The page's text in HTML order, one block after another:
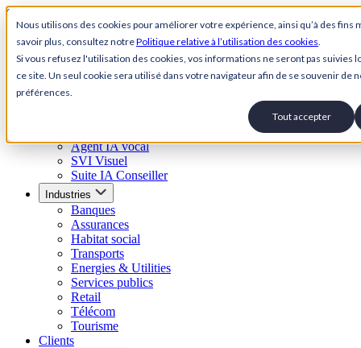
Nous utilisons des cookies pour améliorer votre expérience, ainsi qu’à des fins
savoir plus, consultez notrePolitique relative à l’utilisation des cookies.
Si vous refusez l'utilisation des cookies, vos informations ne seront pas suivies
ce site. Un seul cookie sera utilisé dans votre navigateur afin de se souvenir de
préférences.
Tout accepter
Skip to content
Back to Homepage
Open menu
Agent IA vocal
SVI Visuel
Suite IA Conseiller
Industries
Banques
Assurances
Habitat social
Transports
Energies & Utilities
Services publics
Retail
Télécom
Tourisme
Clients